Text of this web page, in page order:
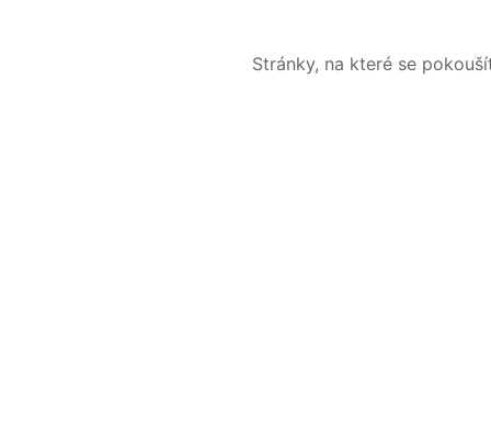
Stránky, na které se